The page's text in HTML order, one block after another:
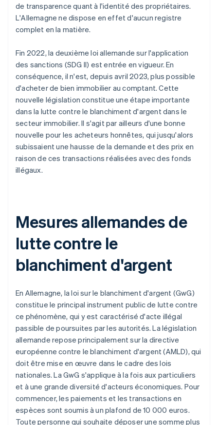
de transparence quant à l'identité des propriétaires.
L'Allemagne ne dispose en effet d'aucun registre
complet en la matière.
Fin 2022, la deuxième loi allemande sur l'application
des sanctions (SDG II) est entrée en vigueur. En
conséquence, il n'est, depuis avril 2023, plus possible
d'acheter de bien immobilier au comptant. Cette
nouvelle législation constitue une étape importante
dans la lutte contre le blanchiment d'argent dans le
secteur immobilier. Il s'agit par ailleurs d'une bonne
nouvelle pour les acheteurs honnêtes, qui jusqu'alors
subissaient une hausse de la demande et des prix en
raison de ces transactions réalisées avec des fonds
illégaux.
Mesures allemandes de
lutte contre le
blanchiment d'argent
En Allemagne, la loi sur le blanchiment d'argent (GwG)
constitue le principal instrument public de lutte contre
ce phénomène, qui y est caractérisé d'acte illégal
passible de poursuites par les autorités. La législation
allemande repose principalement sur la directive
européenne contre le blanchiment d'argent (AMLD), qui
doit être mise en œuvre dans le cadre des lois
nationales. La GwG s'applique à la fois aux particuliers
et à une grande diversité d'acteurs économiques. Pour
commencer, les paiements et les transactions en
espèces sont soumis à un plafond de 10 000 euros.
Toute personne qui souhaite déposer une somme plus